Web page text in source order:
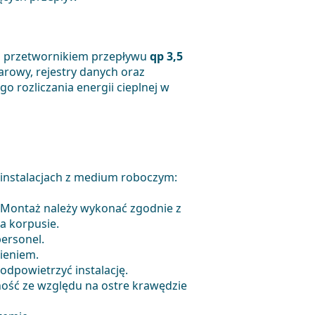
przepływu qp 3,5
rejestry danych oraz
rozliczania energii cieplnej w
z medium roboczym:
należy wykonać zgodnie z
korpusie.
instalację.
ze względu na ostre krawędzie